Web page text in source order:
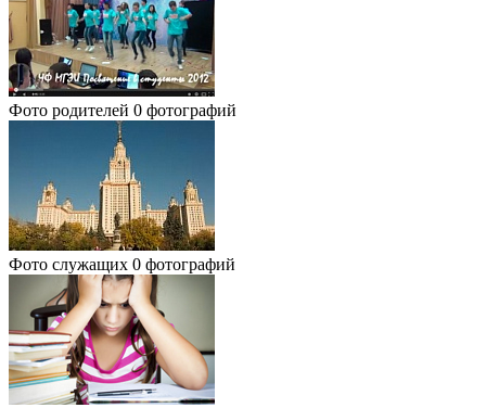
Фото родителей 0 фотографий
Фото служащих 0 фотографий